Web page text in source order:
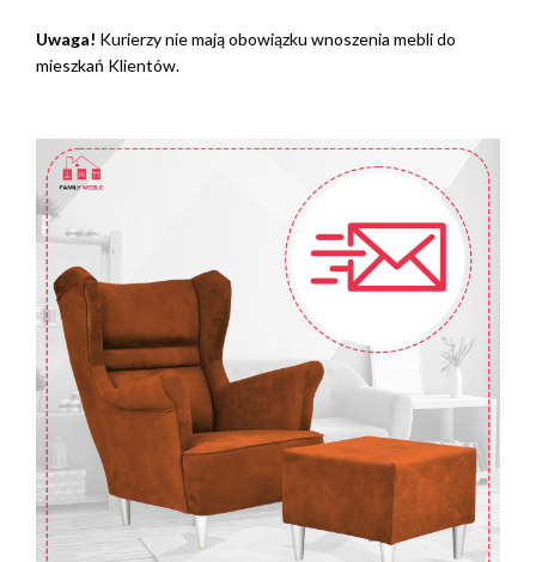
Uwaga! Kurierzy nie mają obowiązku wnoszenia mebli do
mieszkań Klientów.